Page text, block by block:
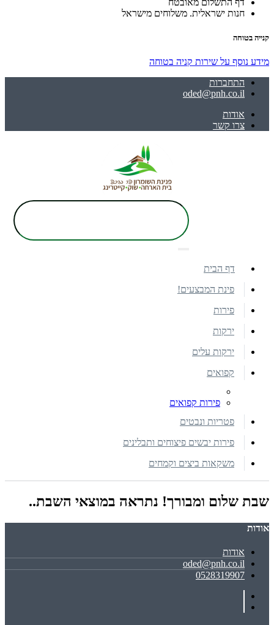
דף התשלום מאובטח
חנות ישראלית. משלוחים מישראל
קנייה בטוחה
מידע נוסף על שירות קניה בטוחה
התחברות
oded@pnh.co.il
אודות
צרו קשר
דף הבית
פינת המבצעים!
פירות
ירקות
ירקות עלים
קפואים
פירות קפואים
פטריות ונבטים
פירות יבשים פיצוחים ותבלינים
משקאות ביצים וקמחים
שבת שלום ומבורך! נתראה במוצאי השבת..
אודות
אודות
oded@pnh.co.il
0528319907